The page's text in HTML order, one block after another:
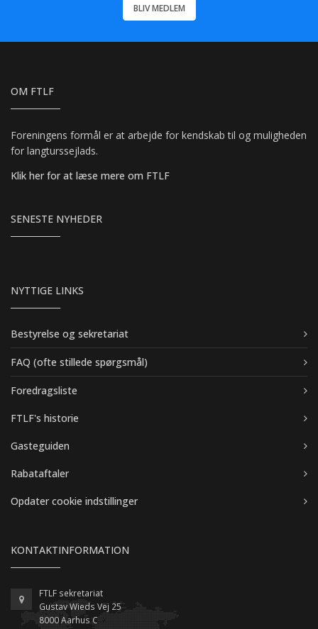
BLIV MEDLEM
OM FTLF
Foreningens formål er at arbejde for kendskab til og muligheden
for langturssejlads.
Klik her for at læse mere om FTLF
SENESTE NYHEDER
NYTTIGE LINKS
Bestyrelse og sekretariat
FAQ (ofte stillede spørgsmål)
Foredragsliste
FTLF's historie
Gasteguiden
Rabataftaler
Opdater cookie indstillinger
KONTAKTINFORMATION
FTLF sekretariat
Gustav Wieds Vej 25
8000 Aarhus C